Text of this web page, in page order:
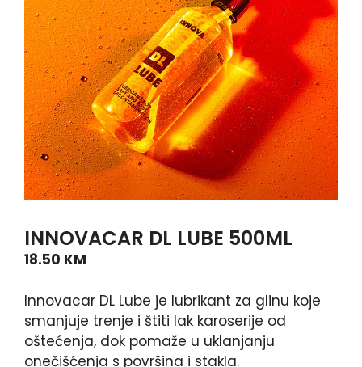
INNOVACAR DL LUBE 500ML
18.50 KM
Innovacar DL Lube je lubrikant za glinu koje
smanjuje trenje i štiti lak karoserije od
oštećenja, dok pomaže u uklanjanju
onečišćenja s površina i stakla.